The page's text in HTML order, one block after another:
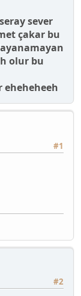
sever
çakar bu
olur bu
eheheheeh
#1
#2